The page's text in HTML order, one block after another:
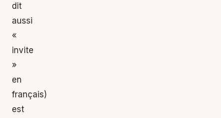
dit
aussi
«
invite
»
en
français)
est